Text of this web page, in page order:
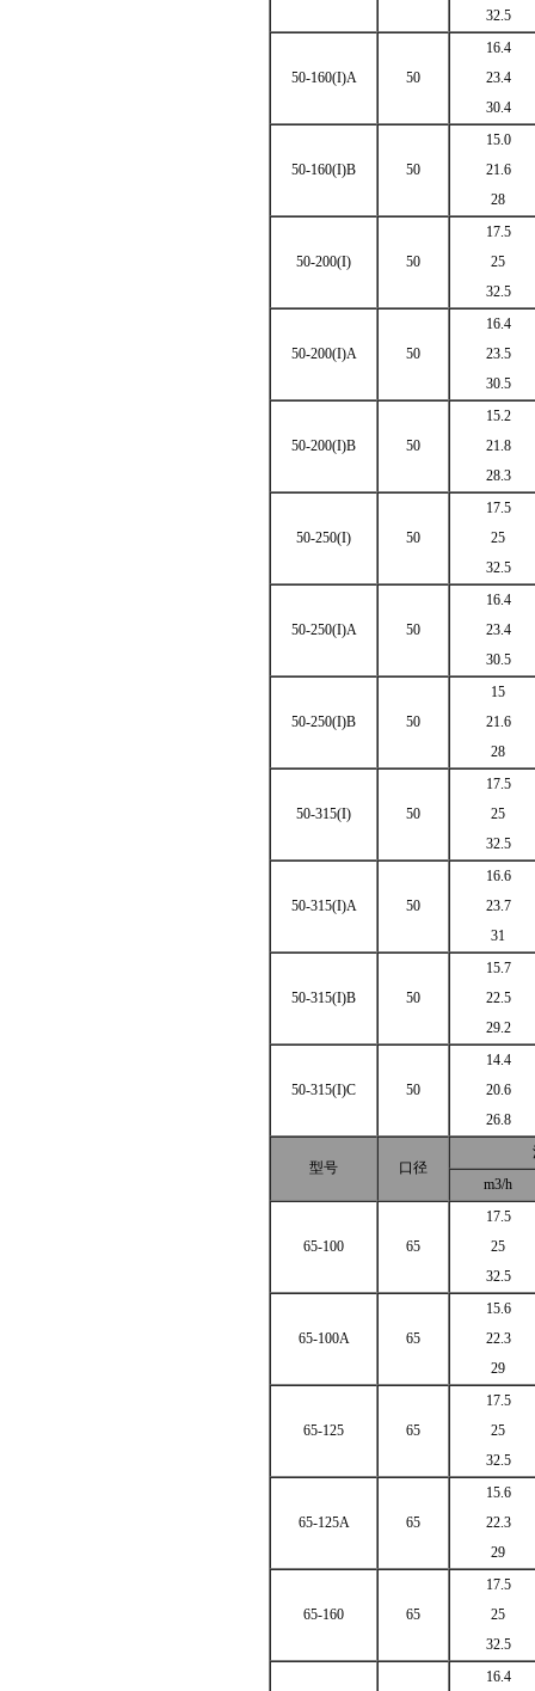
32.5
50-160(I)A 50
16.4
23.4
30.4
50-160(I)B 50
15.0
21.6
28
50-200(I) 50
17.5
25
32.5
50-200(I)A 50
16.4
23.5
30.5
50-200(I)B 50
15.2
21.8
28.3
50-250(I) 50
17.5
25
32.5
50-250(I)A 50
16.4
23.4
30.5
50-250(I)B 50
15
21.6
28
50-315(I) 50
17.5
25
32.5
50-315(I)A 50
16.6
23.7
31
50-315(I)B 50
15.7
22.5
29.2
50-315(I)C 50
14.4
20.6
26.8
型号 口径
m3/h
65-100 65
17.5
25
32.5
65-100A 65
15.6
22.3
29
65-125 65
17.5
25
32.5
65-125A 65
15.6
22.3
29
65-160 65
17.5
25
32.5
16.4